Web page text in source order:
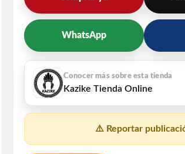
WhatsApp
Kazike Tienda Online
⚠️ Reportar